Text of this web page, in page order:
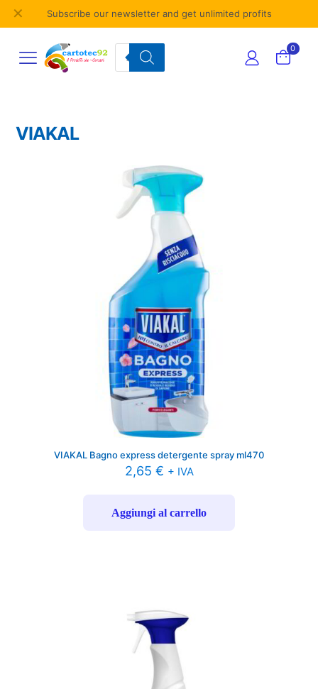
Subscribe our newsletter and get unlimited profits
✕
Products
search
0
VIAKAL
VIAKAL Bagno express detergente spray ml470
2,65 € + IVA
Aggiungi al carrello